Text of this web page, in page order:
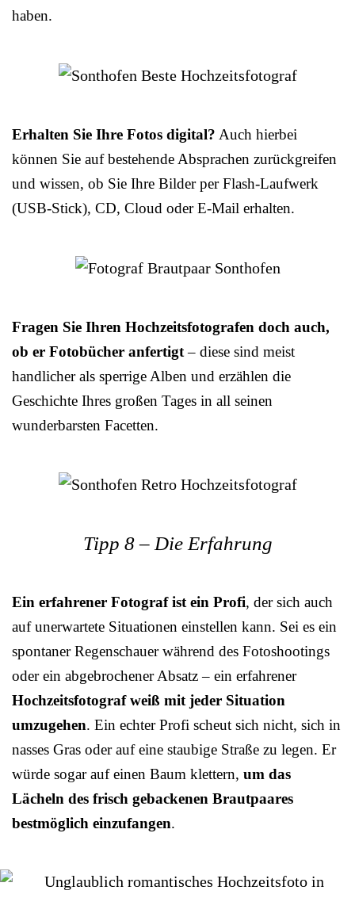
haben.
Erhalten Sie Ihre Fotos digital? Auch hierbei
können Sie auf bestehende Absprachen zurückgreifen
und wissen, ob Sie Ihre Bilder per Flash-Laufwerk
(USB-Stick), CD, Cloud oder E-Mail erhalten.
Fragen Sie Ihren Hochzeitsfotografen doch auch,
ob er Fotobücher anfertigt– diese sind meist
handlicher als sperrige Alben und erzählen die
Geschichte Ihres großen Tages in all seinen
wunderbarsten Facetten.
Tipp 8 – Die Erfahrung
Ein erfahrener Fotograf ist ein Profi, der sich auch
auf unerwartete Situationen einstellen kann. Sei es ein
spontaner Regenschauer während des Fotoshootings
oder ein abgebrochener Absatz – ein erfahrener
Hochzeitsfotograf weiß mit jeder Situation
umzugehen. Ein echter Profi scheut sich nicht, sich in
nasses Gras oder auf eine staubige Straße zu legen. Er
würde sogar auf einen Baum klettern, um das
Lächeln des frisch gebackenen Brautpaares
bestmöglich einzufangen.